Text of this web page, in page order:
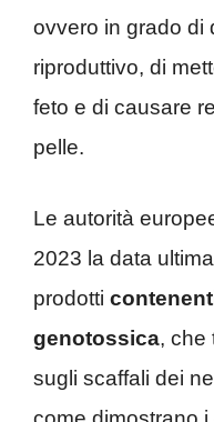
ovvero in grado di
riproduttivo, di
feto e di causare
pelle.
Le autorità
2023 la data
prodotti
genotossica, che
sugli scaffali dei